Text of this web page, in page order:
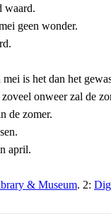
waard.
geen wonder.
is het dan het
onweer zal de
de zomer.
april.
& Museum. 2: